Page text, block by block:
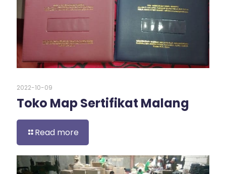
2022-10-09
Toko Map Sertifikat Malang
Read more